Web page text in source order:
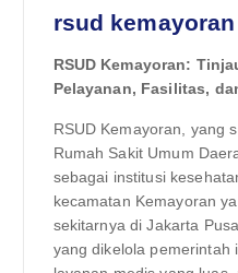
rsud kemayoran
RSUD Kemayoran:
Pelayanan, Fasilitas,
RSUD Kemayoran, yang
Rumah Sakit Umum
sebagai institusi
kecamatan Kemayoran
sekitarnya di Jakarta
yang dikelola pemerintah